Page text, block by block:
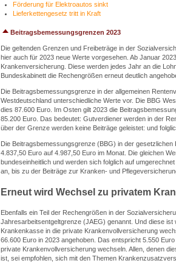
Förderung für Elektroautos sinkt
Lieferkettengesetz tritt in Kraft
Beitragsbemessungsgrenzen 2023
Die geltenden Grenzen und Freibeträge in der
hier auch für 2023 neue Werte vorgesehen. Ab Januar
Krankenversicherung. Diese werden jedes Jahr an die
Bundeskabinett die Rechengrößen erneut deutlich
Die Beitragsbemessungsgrenze in der allgemeinen
Westdeutschland unterschiedliche Werte vor. Die BBG
dies 87.600 Euro. Im Osten gilt 2023 die
85.200 Euro. Das bedeutet: Gutverdiener werden in der
über der Grenze werden keine Beiträge geleistet: und
Die Beitragsbemessungsgrenze (BBG) in der
4.837,50 Euro auf 4.987,50 Euro im Monat. Die gleichen
bundeseinheitlich und werden sich folglich auf
an, bis zu der Beiträge zur Kranken- und
Erneut wird Wechsel zu privatem
Ebenfalls ein Teil der Rechengrößen in der
Jahresarbeitsentgeltgrenze (JAEG) genannt. Und diese
Krankenkasse in die private Krankenvollversicherung
66.600 Euro in 2023 angehoben. Das entspricht 5.550
private Krankenvollversicherung wechseln. Allen, denen
ist, sei empfohlen, sich mit den Themen